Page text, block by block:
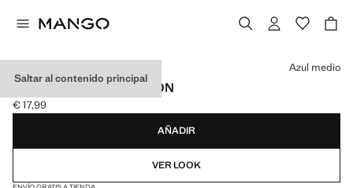
Saltar al contenido principal
PELELE DENIM ALGODÓN
Precio actual [€ 17,99 ]
€ 17,99
Selecciona un color
Azul medio
AÑADIR
VER LOOK